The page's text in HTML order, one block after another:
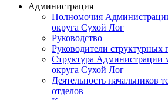
Администрация
Полномочия
округа Сухой Лог
Руководство
Руководители структурных
Структура Администрации
округа Сухой Лог
Деятельность начальников
отделов